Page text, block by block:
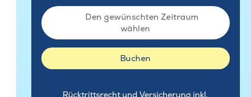
Den gewünschten Zeitraum
wählen
Buchen
Rücktrittsrecht und Versicherung inkl.